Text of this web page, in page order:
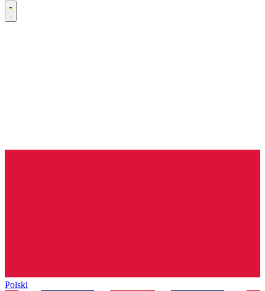
Polski